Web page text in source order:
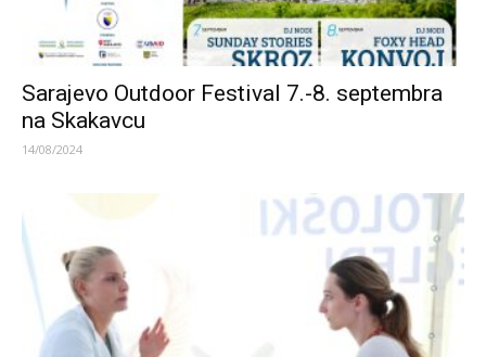
Sarajevo Outdoor Festival 7.-8. septembra
na Skakavcu
14/08/2024